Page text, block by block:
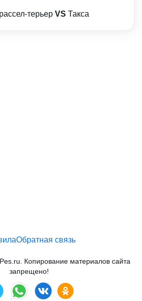
терьер VS Такса
Обратная связь
Копирование материалов сайта
запрещено!